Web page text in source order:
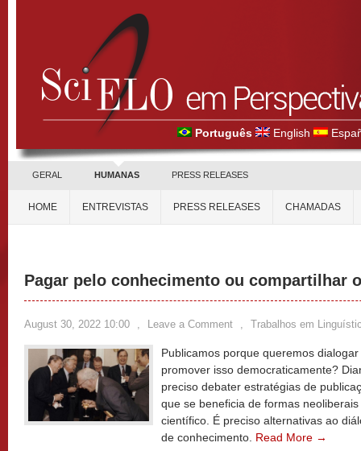
Português English
GERAL HUMANAS PRESS RELEASES
HOME ENTREVISTAS PRESS RELEASES CHAMADAS
Pagar pelo conhecimento ou compartilhar
August 30, 2022 10:00 , Leave a Comment , Trabalhos em
Publicamos porque queremos
promover isso democraticamente?
preciso debater estratégias de
que se beneficia de formas
científico. É preciso alternativas ao
de conhecimento. Read More →